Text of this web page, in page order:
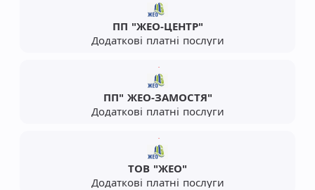
ПП "ЖЕО-ЦЕНТР"
Додаткові платні послуги
ПП" ЖЕО-ЗАМОСТЯ"
Додаткові платні послуги
ТОВ "ЖЕО"
Додаткові платні послуги